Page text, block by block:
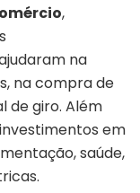
,
na
na compra de
de giro. Além
em
saúde,